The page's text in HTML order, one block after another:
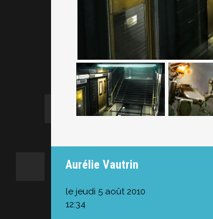
Aurélie Vautrin
le jeudi 5 août 2010
12:34